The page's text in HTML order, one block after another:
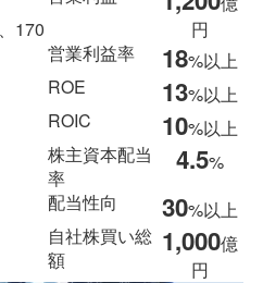
170
円
営業利益率
18%以上
ROE 13%以上
ROIC
10%以上
株主資本配当
率
4.5%
配当性向
30%以上
自社株買い総
額
1,000億
円